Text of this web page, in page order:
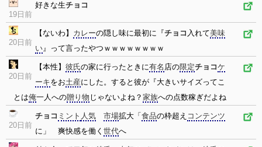
19日前
好きな生チョコ
20日前
【ないわ】 カレーの隠し味に最初に『チョコ 入れて美味
い』って言ったやつｗｗｗｗｗｗｗｗ
20日前
【本性】 彼氏の家に行ったときに有名 店の限定チョコケ
ーキをお土産にした。すると彼が『大きいサイズってこ
とは俺一人への贈り物 じゃないよね？ 家族への点数稼ぎだよね
20日前
チョコ ミント 人気 市場拡大「 食品の枠超え コンテンツ
に」 爽快感を働く 世代へ